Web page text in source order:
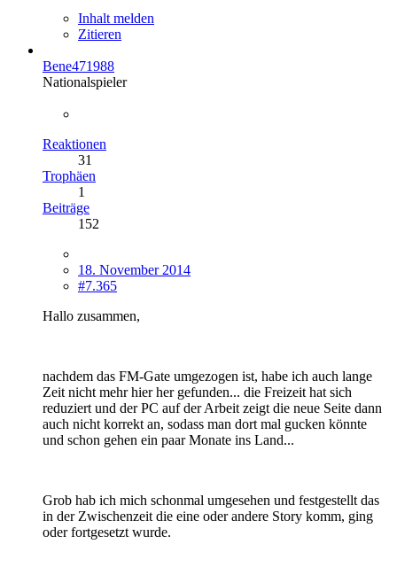
Inhalt melden
Zitieren
Bene471988
Nationalspieler
Reaktionen
31
Trophäen
1
Beiträge
152
18. November 2014
#7.365
Hallo zusammen,
nachdem das FM-Gate umgezogen ist, habe ich auch lange
Zeit nicht mehr hier her gefunden... die Freizeit hat sich
reduziert und der PC auf der Arbeit zeigt die neue Seite dann
auch nicht korrekt an, sodass man dort mal gucken könnte
und schon gehen ein paar Monate ins Land...
Grob hab ich mich schonmal umgesehen und festgestellt das
in der Zwischenzeit die eine oder andere Story komm, ging
oder fortgesetzt wurde.